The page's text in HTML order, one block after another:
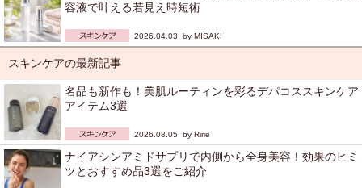
容液で叶える若見え時短術
2026.04.03 by MISAKI
スキンケアの最新記事
名品も新作も！美肌ルーティンを彩るデパコススキンケア
アイテム3選
2026.08.05 by Ririe
ナイアシンアミドサプリで内側から全身美容！効果のヒミ
ツとおすすめ品3選をご紹介